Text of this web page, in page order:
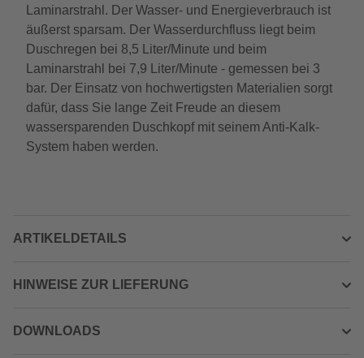
Laminarstrahl. Der Wasser- und Energieverbrauch ist
äußerst sparsam. Der Wasserdurchfluss liegt beim
Duschregen bei 8,5 Liter/Minute und beim
Laminarstrahl bei 7,9 Liter/Minute - gemessen bei 3
bar. Der Einsatz von hochwertigsten Materialien sorgt
dafür, dass Sie lange Zeit Freude an diesem
wassersparenden Duschkopf mit seinem Anti-Kalk-
System haben werden.
ARTIKELDETAILS
HINWEISE ZUR LIEFERUNG
DOWNLOADS